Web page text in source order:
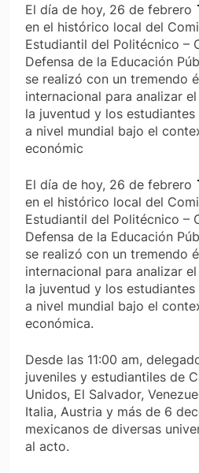
El día de hoy, 26 de febrero
en el histórico local del
Estudiantil del Politécnico –
Defensa de la Educación
se realizó con un tremendo
internacional para analizar
la juventud y los
a nivel mundial bajo el
económic
El día de hoy, 26 de febrero
en el histórico local del
Estudiantil del Politécnico –
Defensa de la Educación
se realizó con un tremendo
internacional para analizar
la juventud y los
a nivel mundial bajo el
económica.
Desde las 11:00 am,
juveniles y estudiantiles de
Unidos, El Salvador,
Italia, Austria y más de 6
mexicanos de diversas
al acto.